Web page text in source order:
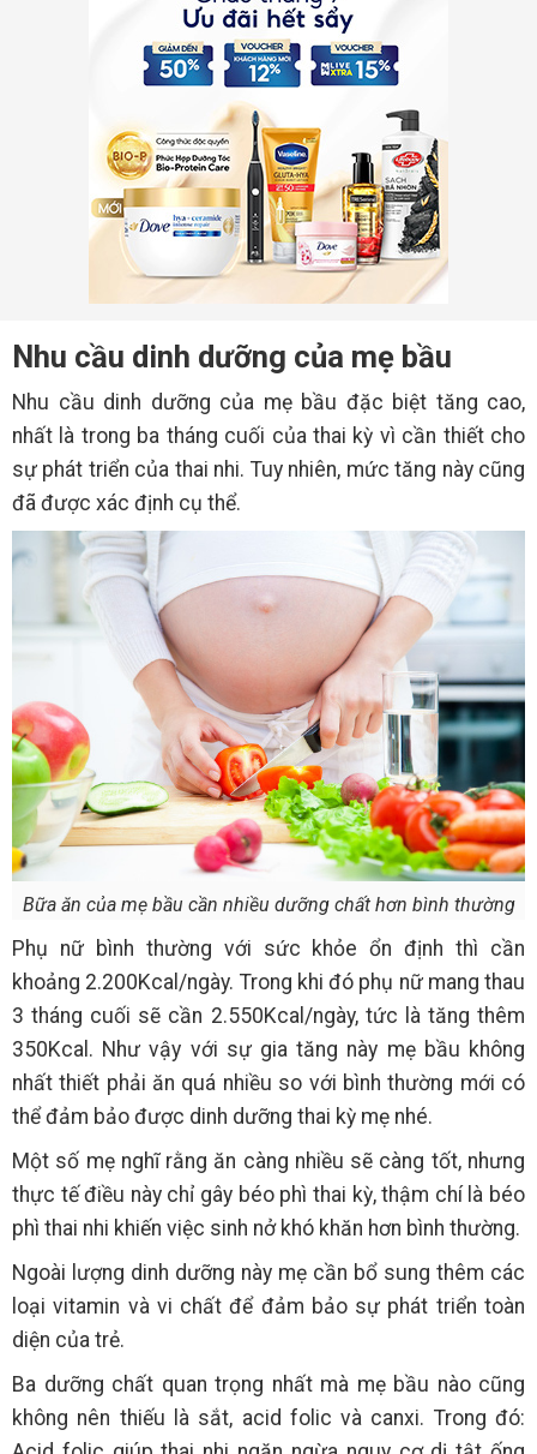
Nhu cầu dinh dưỡng của mẹ bầu
Nhu cầu dinh dưỡng của mẹ bầu đặc biệt tăng cao,
nhất là trong ba tháng cuối của thai kỳ vì cần thiết cho
sự phát triển của thai nhi. Tuy nhiên, mức tăng này cũng
đã được xác định cụ thể.
Bữa ăn của mẹ bầu cần nhiều dưỡng chất hơn bình thường
Phụ nữ bình thường với sức khỏe ổn định thì cần
khoảng 2.200Kcal/ngày. Trong khi đó phụ nữ mang thau
3 tháng cuối sẽ cần 2.550Kcal/ngày, tức là tăng thêm
350Kcal. Như vậy với sự gia tăng này mẹ bầu không
nhất thiết phải ăn quá nhiều so với bình thường mới có
thể đảm bảo được dinh dưỡng thai kỳ mẹ nhé.
Một số mẹ nghĩ rằng ăn càng nhiều sẽ càng tốt, nhưng
thực tế điều này chỉ gây béo phì thai kỳ, thậm chí là béo
phì thai nhi khiến việc sinh nở khó khăn hơn bình thường.
Ngoài lượng dinh dưỡng này mẹ cần bổ sung thêm các
loại vitamin và vi chất để đảm bảo sự phát triển toàn
diện của trẻ.
Ba dưỡng chất quan trọng nhất mà mẹ bầu nào cũng
không nên thiếu là sắt, acid folic và canxi. Trong đó: